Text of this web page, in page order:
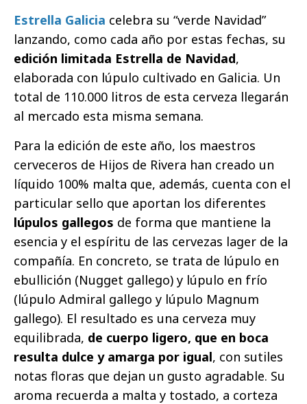
Estrella Galicia celebra su “verde Navidad”
lanzando, como cada año por estas fechas, su
edición limitada Estrella de Navidad,
elaborada con lúpulo cultivado en Galicia. Un
total de 110.000 litros de esta cerveza llegarán
al mercado esta misma semana.
Para la edición de este año, los maestros
cerveceros de Hijos de Rivera han creado un
líquido 100% malta que, además, cuenta con el
particular sello que aportan los diferentes
lúpulos gallegos de forma que mantiene la
esencia y el espíritu de las cervezas lager de la
compañía. En concreto, se trata de lúpulo en
ebullición (Nugget gallego) y lúpulo en frío
(lúpulo Admiral gallego y lúpulo Magnum
gallego). El resultado es una cerveza muy
equilibrada, de cuerpo ligero, que en boca
resulta dulce y amarga por igual, con sutiles
notas floras que dejan un gusto agradable. Su
aroma recuerda a malta y tostado, a corteza